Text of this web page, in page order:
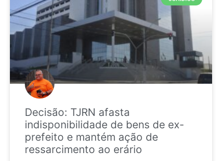
Decisão: TJRN afasta
indisponibilidade de bens de ex-
prefeito e mantém ação de
ressarcimento ao erário